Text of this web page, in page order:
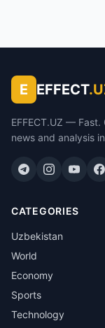
E EFFECT
EFFECT.UZ —
news and analysis
CATEGORIES
Uzbekistan
World
Economy
Sports
Technology